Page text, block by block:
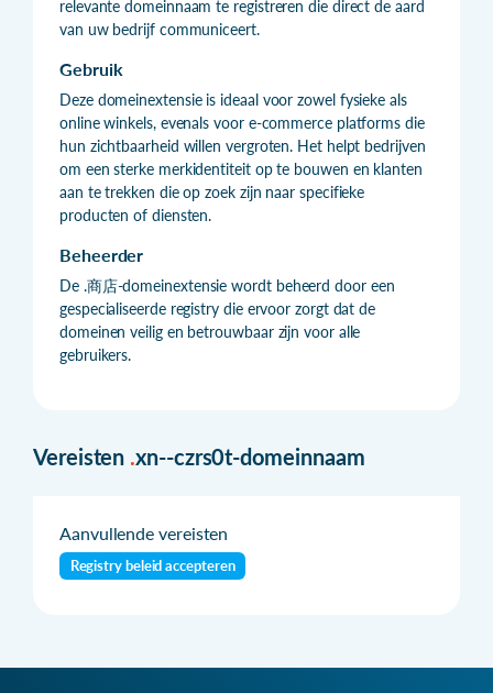
relevante domeinnaam te registreren die direct de aard
van uw bedrijf communiceert.
Gebruik
Deze domeinextensie is ideaal voor zowel fysieke als
online winkels, evenals voor e-commerce platforms die
hun zichtbaarheid willen vergroten. Het helpt bedrijven
om een sterke merkidentiteit op te bouwen en klanten
aan te trekken die op zoek zijn naar specifieke
producten of diensten.
Beheerder
De .商店-domeinextensie wordt beheerd door een
gespecialiseerde registry die ervoor zorgt dat de
domeinen veilig en betrouwbaar zijn voor alle
gebruikers.
Vereisten .xn--czrs0t-domeinnaam
Aanvullende vereisten
Registry beleid accepteren